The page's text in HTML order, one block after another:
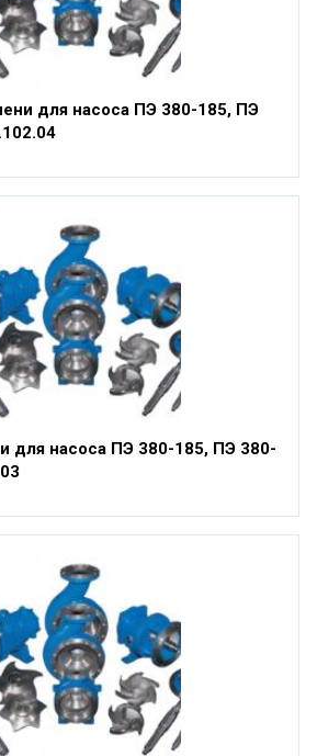
для насоса ПЭ 380-185, ПЭ
для насоса ПЭ 380-185, ПЭ 380-